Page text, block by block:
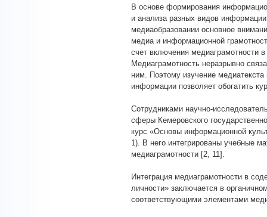
В основе формирования
и анализа разных видов
медиаобразовании основное
медиа и информационной
счет включения медиаграмотности
Медиаграмотность неразрывно
ним. Поэтому изучение
информации позволяет обогатить
Сотрудниками научно-
сферы Кемеровского
курс «Основы информационной
1). В него интегрированы учебные
медиаграмотности [2, 11].
Интеграция медиаграмотности в
личности» заключается в
соответствующими элементами